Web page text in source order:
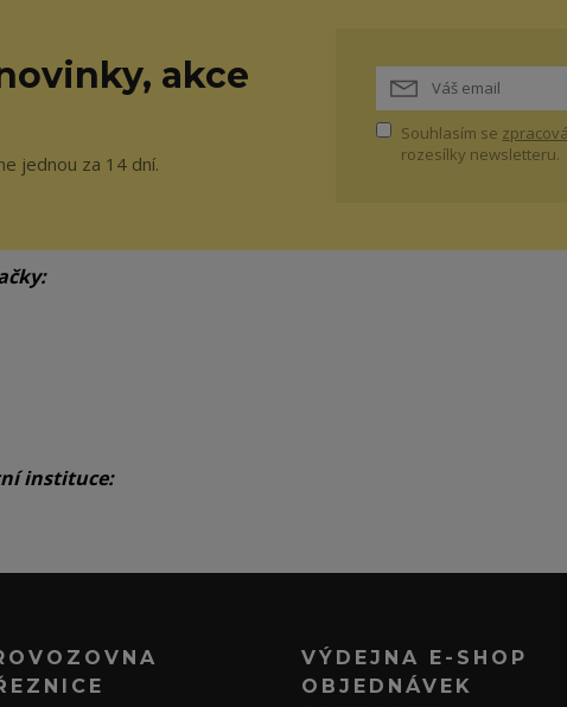
akce
jednou za 14 dní.
Souhlasím se
rozesílky newsletteru.
instituce:
VÝDEJNA E-SHOP
OBJEDNÁVEK